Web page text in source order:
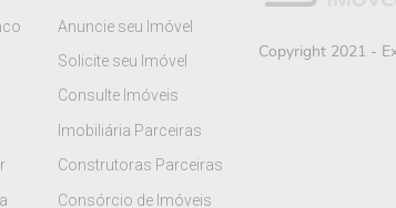
Anuncie seu Imóvel
Solicite seu Imóvel
Consulte Imóveis
Imobiliária Parceiras
Construtoras Parceiras
Consórcio de Imóveis
Copyright 2021 -